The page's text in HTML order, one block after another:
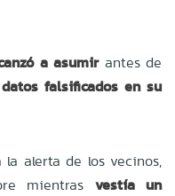
a asumir antes de
falsificados en su
alerta de los vecinos,
mientras vestía un